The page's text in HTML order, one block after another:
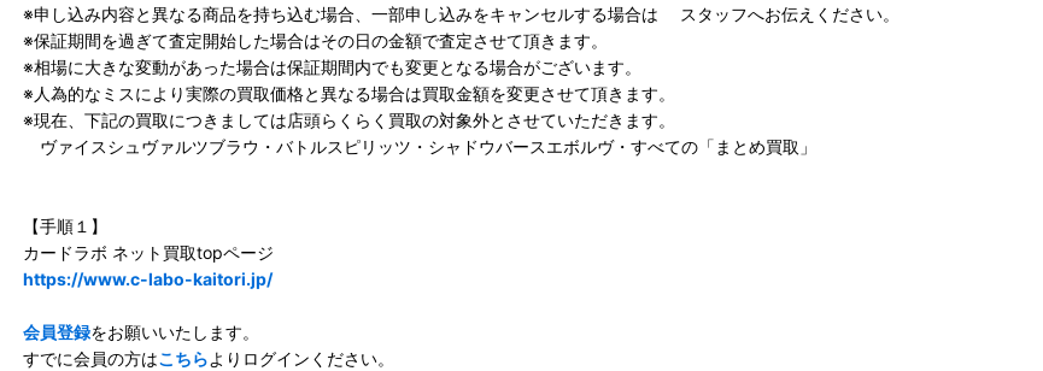
※申し込み内容と異なる商品を持ち込む場合、一部申し込みをキャンセルする場合は スタッフへお伝えください。
※保証期間を過ぎて査定開始した場合はその日の金額で査定させて頂きます。
※相場に大きな変動があった場合は保証期間内でも変更となる場合がございます。
※人為的なミスにより実際の買取価格と異なる場合は買取金額を変更させて頂きます。
※現在、下記の買取につきましては店頭らくらく買取の対象外とさせていただきます。
ヴァイスシュヴァルツブラウ・バトルスピリッツ・シャドウバースエボルヴ・すべての「まとめ買取」
【手順１】
カードラボ ネット買取topページ
https://www.c-labo-kaitori.jp/
会員登録をお願いいたします。
すでに会員の方はこちらよりログインください。